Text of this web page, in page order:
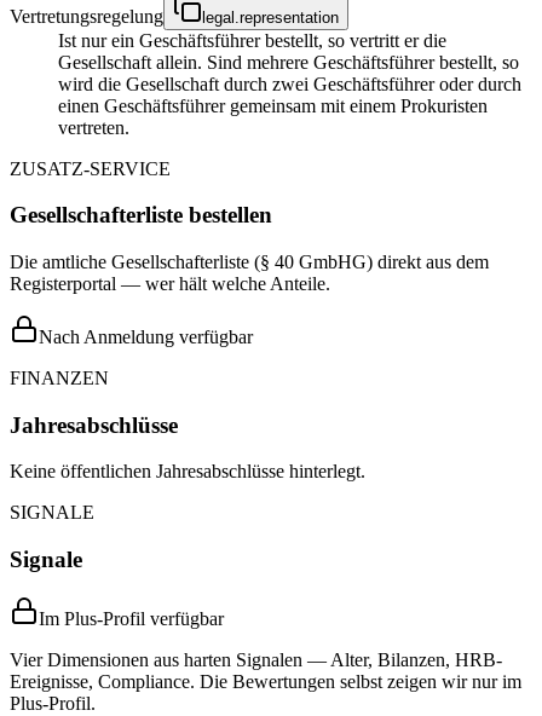
Vertretungsregelung legal.representation
Ist nur ein Geschäftsführer bestellt, so vertritt er die
Gesellschaft allein. Sind mehrere Geschäftsführer bestellt, so
wird die Gesellschaft durch zwei Geschäftsführer oder durch
einen Geschäftsführer gemeinsam mit einem Prokuristen
vertreten.
ZUSATZ-SERVICE
Gesellschafterliste bestellen
Die amtliche Gesellschafterliste (§ 40 GmbHG) direkt aus dem
Registerportal — wer hält welche Anteile.
Nach Anmeldung verfügbar
FINANZEN
Jahresabschlüsse
Keine öffentlichen Jahresabschlüsse hinterlegt.
SIGNALE
Signale
Im Plus-Profil verfügbar
Vier Dimensionen aus harten Signalen — Alter, Bilanzen, HRB-
Ereignisse, Compliance. Die Bewertungen selbst zeigen wir nur im
Plus-Profil.